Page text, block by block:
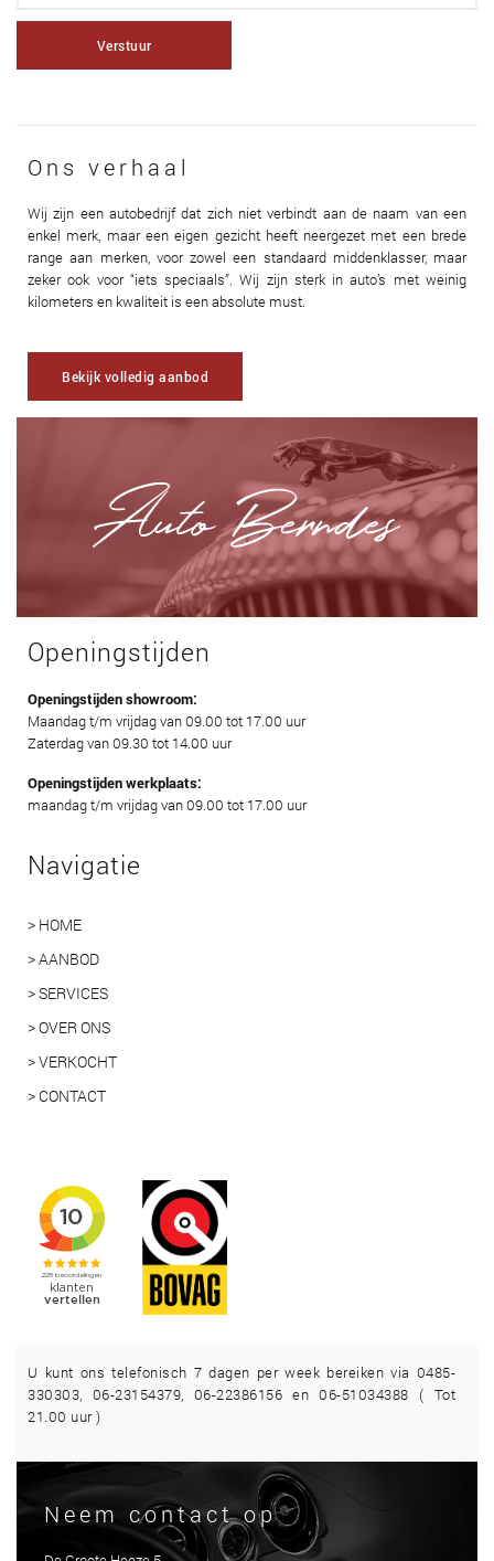
Verstuur
Ons verhaal
Wij zijn een autobedrijf dat zich niet verbindt aan de naam van een
enkel merk, maar een eigen gezicht heeft neergezet met een brede
range aan merken, voor zowel een standaard middenklasser, maar
zeker ook voor “iets speciaals”. Wij zijn sterk in auto’s met weinig
kilometers en kwaliteit is een absolute must.
Bekijk volledig aanbod
Openingstijden
Openingstijden showroom:
Maandag t/m vrijdag van 09.00 tot 17.00 uur
Zaterdag van 09.30 tot 14.00 uur
Openingstijden werkplaats:
maandag t/m vrijdag van 09.00 tot 17.00 uur
Navigatie
> HOME
> AANBOD
> SERVICES
> OVER ONS
> VERKOCHT
> CONTACT
U kunt ons telefonisch 7 dagen per week bereiken via 0485-
330303, 06-23154379, 06-22386156 en 06-51034388 ( Tot
21.00 uur )
Neem contact op